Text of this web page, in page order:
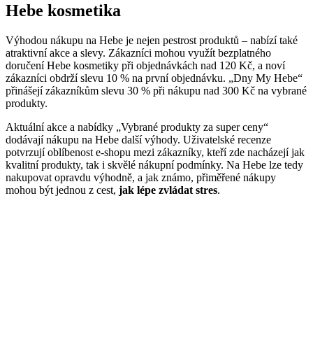
Hebe kosmetika
Výhodou nákupu na Hebe je nejen pestrost produktů – nabízí také
atraktivní akce a slevy. Zákazníci mohou využít bezplatného
doručení Hebe kosmetiky při objednávkách nad 120 Kč, a noví
zákazníci obdrží slevu 10 % na první objednávku. „Dny My Hebe“
přinášejí zákazníkům slevu 30 % při nákupu nad 300 Kč na vybrané
produkty.
Aktuální akce a nabídky „Vybrané produkty za super ceny“
dodávají nákupu na Hebe další výhody. Uživatelské recenze
potvrzují oblíbenost e-shopu mezi zákazníky, kteří zde nacházejí jak
kvalitní produkty, tak i skvělé nákupní podmínky. Na Hebe lze tedy
nakupovat opravdu výhodně, a jak známo, přiměřené nákupy
mohou být jednou z cest, jak lépe zvládat stres.